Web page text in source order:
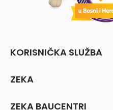
KORISNIČKA SLUŽBA
ZEKA
ZEKA BAUCENTRI